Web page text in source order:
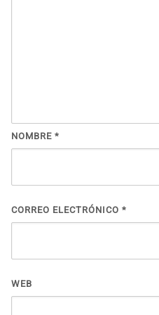
NOMBRE *
CORREO ELECTRÓNICO *
WEB